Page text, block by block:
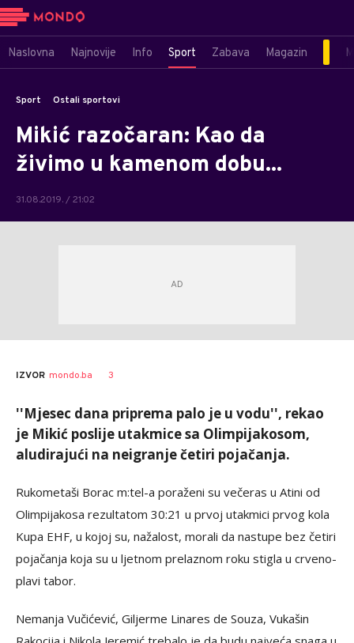
Naslovna Najnovije Info Sport Zabava Magazin
Sport Ostali sportovi
Mikić razočaran: Kao da
živimo u kamenom dobu...
31.08.2019. / 21:02
AUTOR Arbutina
IZVOR mondo.ba 3
''Mjesec dana priprema palo je u vodu'', rekao
je Mikić poslije utakmice sa Olimpijakosom,
aludirajući na neigranje četiri pojačanja.
Rukometaši Borac m:tel-a poraženi su večeras u Atini od
Olimpijakosa rezultatom 30:21 u prvoj utakmici prvog kola
Kupa EHF, u kojoj su, nažalost, morali da nastupe bez četiri
pojačanja koja su u ljetnom prelaznom roku stigla u crveno-
plavi tabor.
Nemanja Vučićević, Giljerme Linares de Souza, Vukašin